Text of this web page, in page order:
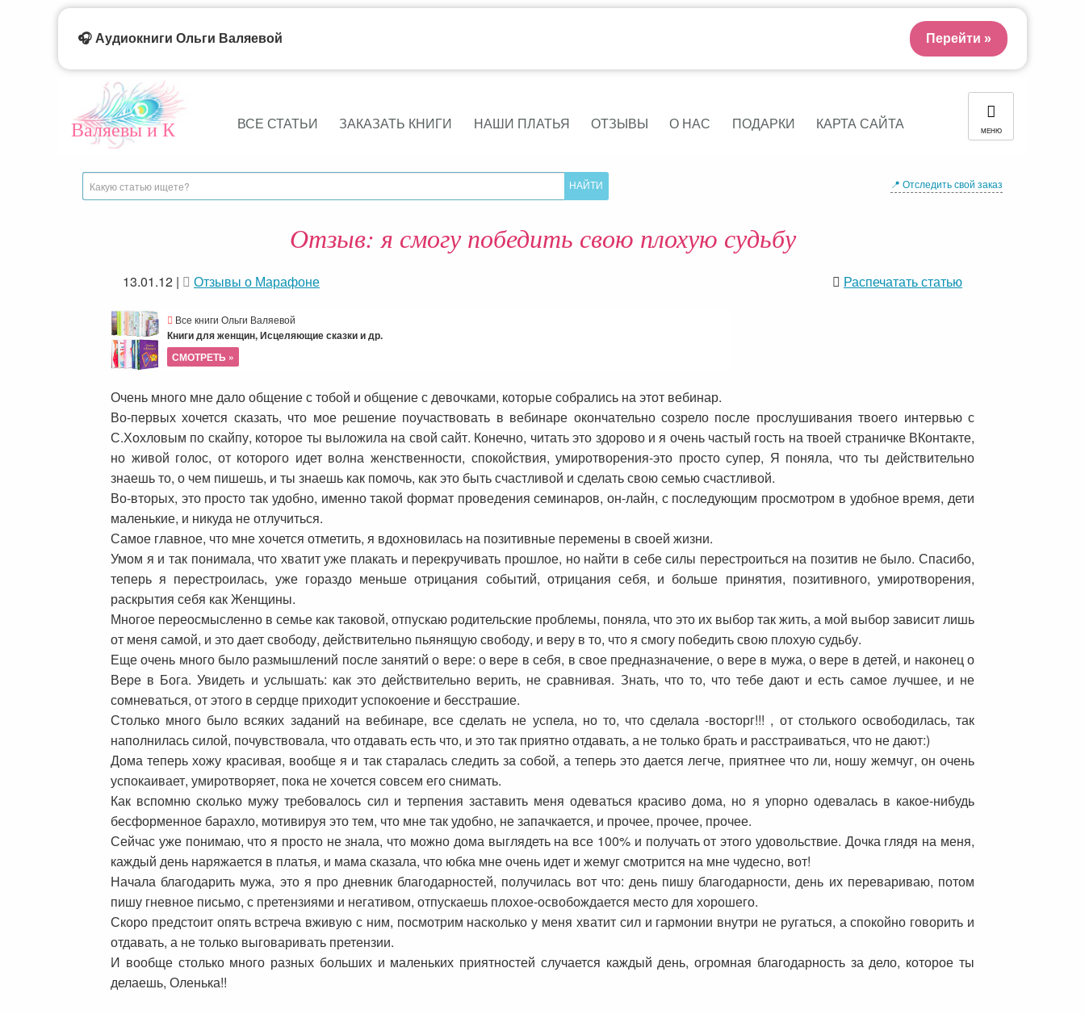
Валяевы и К ВСЕ СТАТЬИ ЗАКАЗАТЬ КНИГИ НАШИ ПЛАТЬЯ ОТЗЫВЫ О НАС ПОДАРКИ КАРТА САЙТА МЕНЮ
📍 Отследить свой заказ
Отзыв: я смогу победить свою плохую судьбу
13.01.12 | Отзывы о Марафоне Распечатать статью
Все книги Ольги Валяевой
Книги для женщин, Исцеляющие сказки и др.
СМОТРЕТЬ »
Очень много мне дало общение с тобой и общение с девочками, которые собрались на этот вебинар.
Во-первых хочется сказать, что мое решение поучаствовать в вебинаре окончательно созрело после прослушивания твоего интервью с
С.Хохловым по скайпу, которое ты выложила на свой сайт. Конечно, читать это здорово и я очень частый гость на твоей страничке ВКонтакте,
но живой голос, от которого идет волна женственности, спокойствия, умиротворения-это просто супер, Я поняла, что ты действительно
знаешь то, о чем пишешь, и ты знаешь как помочь, как это быть счастливой и сделать свою семью счастливой.
Во-вторых, это просто так удобно, именно такой формат проведения семинаров, он-лайн, с последующим просмотром в удобное время, дети
маленькие, и никуда не отлучиться.
Самое главное, что мне хочется отметить, я вдохновилась на позитивные перемены в своей жизни.
Умом я и так понимала, что хватит уже плакать и перекручивать прошлое, но найти в себе силы перестроиться на позитив не было. Спасибо,
теперь я перестроилась, уже гораздо меньше отрицания событий, отрицания себя, и больше принятия, позитивного, умиротворения,
раскрытия себя как Женщины.
Многое переосмысленно в семье как таковой, отпускаю родительские проблемы, поняла, что это их выбор так жить, а мой выбор зависит лишь
от меня самой, и это дает свободу, действительно пьянящую свободу, и веру в то, что я смогу победить свою плохую судьбу.
Еще очень много было размышлений после занятий о вере: о вере в себя, в свое предназначение, о вере в мужа, о вере в детей, и наконец о
Вере в Бога. Увидеть и услышать: как это действительно верить, не сравнивая. Знать, что то, что тебе дают и есть самое лучшее, и не
сомневаться, от этого в сердце приходит успокоение и бесстрашие.
Столько много было всяких заданий на вебинаре, все сделать не успела, но то, что сделала -восторг!!! , от столького освободилась, так
наполнилась силой, почувствовала, что отдавать есть что, и это так приятно отдавать, а не только брать и расстраиваться, что не дают:)
Дома теперь хожу красивая, вообще я и так старалась следить за собой, а теперь это дается легче, приятнее что ли, ношу жемчуг, он очень
успокаивает, умиротворяет, пока не хочется совсем его снимать.
Как вспомню сколько мужу требовалось сил и терпения заставить меня одеваться красиво дома, но я упорно одевалась в какое-нибудь
бесформенное барахло, мотивируя это тем, что мне так удобно, не запачкается, и прочее, прочее, прочее.
Сейчас уже понимаю, что я просто не знала, что можно дома выглядеть на все 100% и получать от этого удовольствие. Дочка глядя на меня,
каждый день наряжается в платья, и мама сказала, что юбка мне очень идет и жемуг смотрится на мне чудесно, вот!
Начала благодарить мужа, это я про дневник благодарностей, получилась вот что: день пишу благодарности, день их перевариваю, потом
пишу гневное письмо, с претензиями и негативом, отпускаешь плохое-освобождается место для хорошего.
Скоро предстоит опять встреча вживую с ним, посмотрим насколько у меня хватит сил и гармонии внутри не ругаться, а спокойно говорить и
отдавать, а не только выговаривать претензии.
И вообще столько много разных больших и маленьких приятностей случается каждый день, огромная благодарность за дело, которое ты
делаешь, Оленька!!
🎧 Аудиокниги Ольги Валяевой Перейти »